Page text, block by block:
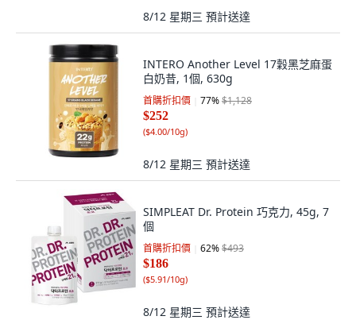
8/12 星期三 預計送達
INTERO Another Level 17穀黑芝麻蛋
白奶昔, 1個, 630g
首購折扣價 77%$1,128
$252
($4.00/10g)
8/12 星期三 預計送達
SIMPLEAT Dr. Protein 巧克力, 45g, 7
個
首購折扣價 62%$493
$186
($5.91/10g)
8/12 星期三 預計送達